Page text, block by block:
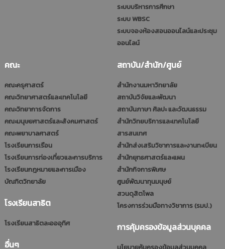
ระบบบริหารการศึกษา
ระบบ WBSC
ระบบจองห้องสอนออนไลน์และประชุม
ออนไลน์
คณะ
คณะครุศาสตร์
คณะวิทยาศาสตร์และเทคโนโลยี
คณะวิทยาการจัดการ
คณะมนุษยศาสตร์และสังคมศาสตร์
คณะพยาบาลศาสตร์
โรงเรียนการเรือน
โรงเรียนการท่องเที่ยวและการบริการ
โรงเรียนกฎหมายและการเมือง
บัณฑิตวิทยาลัย
โรงเรียนสาธิต
โรงเรียนสาธิตละอออุทิศ
อื่นๆ
สถาบัน/สำนัก/ศูนย์
สำนักงานมหาวิทยาลัย
สถาบันวิจัยและพัฒนา
สถาบันภาษา ศิลปะ และวัฒนธรรม
สำนักวิทยบริการและเทคโนโลยี
สารสนเทศ
สำนักส่งเสริมวิชาการและงานทะเบียน
สำนักยุทธศาสตร์และแผน
สำนักกิจการพิเศษ
ศูนย์พัฒนาทุนมนุษย์
สวนดุสิตโพล
โครงการร่วมมือทางวิชาการ (รมป.)
การคุ้มครองข้อมูลส่วนบุคคล